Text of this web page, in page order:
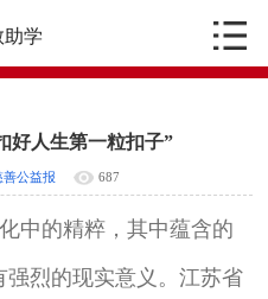
助学
好人生第一粒扣子”
善公益报 687
中的精粹，其中蕴含的
烈的现实意义。江苏省